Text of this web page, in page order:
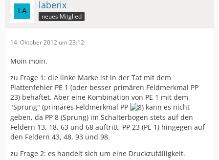
laberix
neues Mitglied
14. Oktober 2012 um 23:12
Moin moin,
zu Frage 1: die linke Marke ist in der Tat mit dem
Plattenfehler PE 1 (oder besser primären Feldmerkmal PP
23) behaftet. Aber eine Kombination von PE 1 mit dem
"Sprung" (primäres Feldmerkmal PP
kann es nicht
geben, da PP 8 (Sprung) im Schalterbogen stets auf den
Feldern 13, 18, 63 und 68 auftritt, PP 23 (PE 1) hingegen auf
den Feldern 43, 48, 93 und 98.
zu Frage 2: es handelt sich um eine Druckzufälligkeit.